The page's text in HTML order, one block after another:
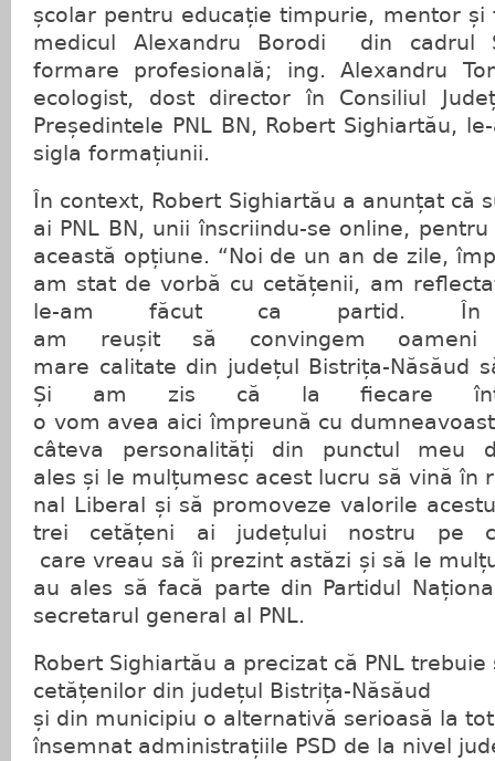
școlar pentru educație timpurie, mentor
medicul Alexandru Borodi din cadrul
formare profesională; ing. Alexandru
ecologist, dost director în Consiliul
Președintele PNL BN, Robert Sighiartău,
sigla formațiunii.
În context, Robert Sighiartău a anunțat că
ai PNL BN, unii înscriindu-se online,
această opțiune. “Noi de un an de zile,
am stat de vorbă cu cetățenii, am
le-am făcut ca partid. În
am reușit să convingem
mare calitate din județul Bistrița-Năsăud
Și am zis că la fiecare
o vom avea aici împreună cu
câteva personalități din punctul meu
ales și le mulțumesc acest lucru să vină în
nal Liberal și să promoveze valorile
trei cetățeni ai județului nostru pe
care vreau să îi prezint astăzi și să le
au ales să facă parte din Partidul
secretarul general al PNL.
Robert Sighiartău a precizat că PNL trebuie
cetățenilor din județul Bistrița-Năsăud
și din municipiu o alternativă serioasă la
însemnat administrațiile PSD de la nivel